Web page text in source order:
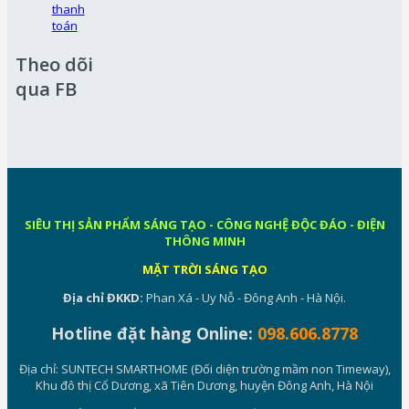
thanh
toán
Theo dõi
qua FB
SIÊU THỊ SẢN PHẨM SÁNG TẠO - CÔNG NGHỆ ĐỘC ĐÁO - ĐIỆN
THÔNG MINH
MẶT TRỜI SÁNG TẠO
Địa chỉ ĐKKD: Phan Xá - Uy Nỗ - Đông Anh - Hà Nội.
Hotline đặt hàng Online: 098.606.8778
Địa chỉ: SUNTECH SMARTHOME (Đối diện trường mầm non Timeway),
Khu đô thị Cổ Dương, xã Tiên Dương, huyện Đông Anh, Hà Nội